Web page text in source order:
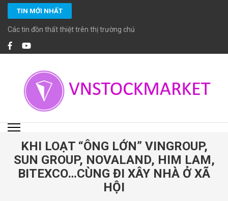
Bỏ
qua
nội
TIN MỚI NHẤT
Các tin đồn thất thiệt trên thị trường chứng khoán
VNSTOCKMARKET
chuyên viên đầu tư chứng khoán cao cấp CFA, MBA… giàu kinh nghiệm và
đặc biệt cam kết tuân thủ các chuẩn mực đầu tư, tiêu chuẩn đạo đức cao
trong nghề nghiệp.
KHI LOẠT “ÔNG LỚN” VINGROUP,
SUN GROUP, NOVALAND, HIM LAM,
BITEXCO…CÙNG ĐI XÂY NHÀ Ở XÃ
HỘI